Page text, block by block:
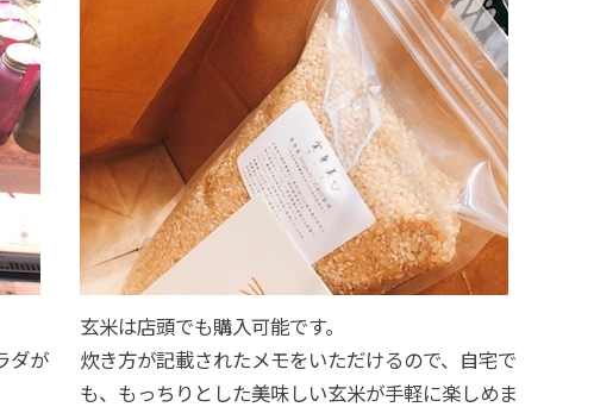
ダが
玄米は店頭でも購入可能です。
炊き方が記載されたメモをいただけるので、自宅で
も、もっちりとした美味しい玄米が手軽に楽しめま